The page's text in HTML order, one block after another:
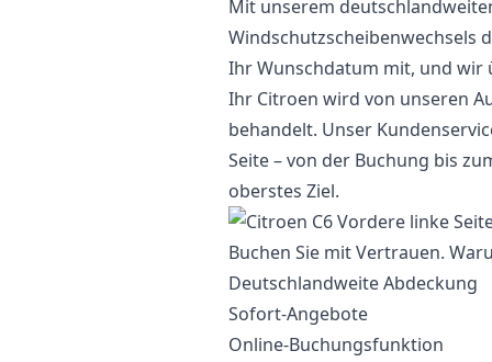
Mit unserem
Windschutzscheibenwechsels
Ihr Wunschdatum mit, und wir
Ihr Citroen wird von unseren
behandelt. Unser
Seite – von der Buchung bis
oberstes Ziel.
Buchen Sie mit Vertrauen.
Deutschlandweite Abdeckung
Sofort-Angebote
Online-Buchungsfunktion